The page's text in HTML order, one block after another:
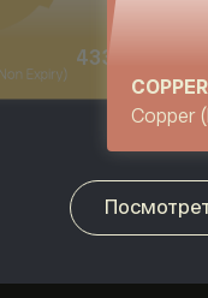
(Expiring
6.5790
OIL
Oil (Non